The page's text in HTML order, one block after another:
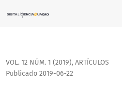
Efectos de tormentas de polvo
VOL. 12 NÚM. 1 (2019), ARTÍCULOS
Publicado 2019-06-22